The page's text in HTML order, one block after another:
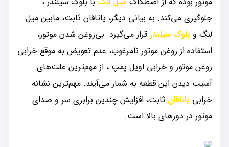
جلوگیری می‌کند. به بیانی دیگر، یاتاقان ثابت، مابین میل
لنگ و بلوک سیلندر قرار می‌گیرد. بی‌روغن شدن موتور،
استفاده از روغن موتور نامرغوب، عدم تعویض به موقع خرابی
روغن موتور و خرابی اویل پمپ ، از مهم‌ترین علت‌های
آسیب دیدن این قطعه به شمار می‌آیند. مهم‌ترین نشانه
خرابی یاتاقان ثابت، افزایش چندین برابری سر و صدای
موتور در دورهای بالا است.